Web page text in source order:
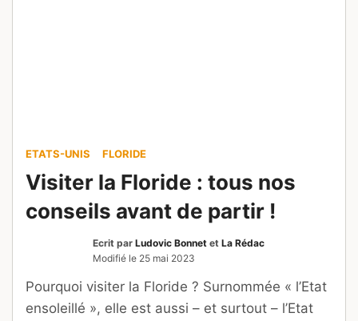
ETATS-UNIS FLORIDE
Visiter la Floride : tous nos
conseils avant de partir !
Ecrit par Ludovic Bonnet et La Rédac
Modifié le 25 mai 2023
Pourquoi visiter la Floride ? Surnommée « l’Etat
ensoleillé », elle est aussi – et surtout – l’Etat